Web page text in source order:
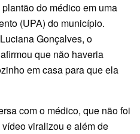
do médico em uma
(UPA) do município.
Gonçalves, o
que não haveria
em casa para que ela
com o médico, que não foi
viralizou e além de